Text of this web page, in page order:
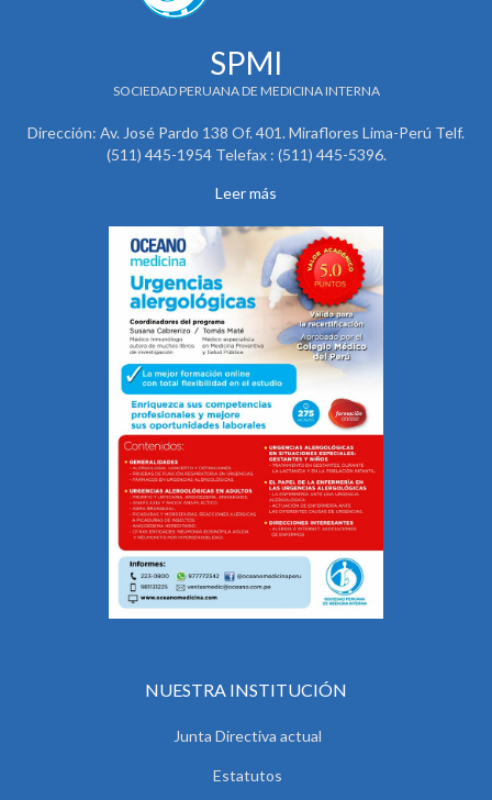
SPMI
SOCIEDAD PERUANA DE MEDICINA INTERNA
Dirección: Av. José Pardo 138 Of. 401. Miraflores Lima-Perú Telf.
(511) 445-1954 Telefax : (511) 445-5396.
Leer más
NUESTRA INSTITUCIÓN
Junta Directiva actual
Estatutos